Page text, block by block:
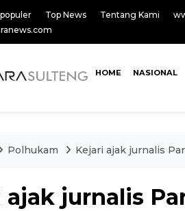
Top News Tentang Kami
HOME NASIONAL
Polhukam Kejari ajak jurnalis
ajak jurnalis